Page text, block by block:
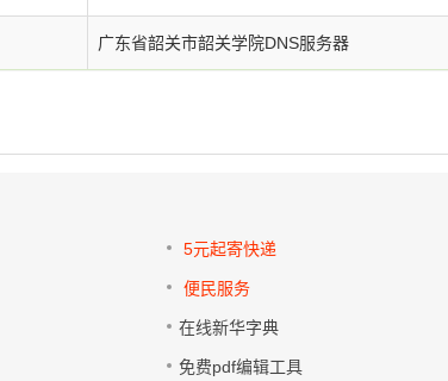
广东省韶关市韶关学院DNS服务器
5元起寄快递
便民服务
在线新华字典
免费pdf编辑工具